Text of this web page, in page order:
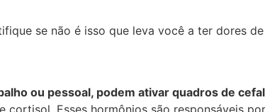
se não é isso que leva você a ter dores
ou pessoal, podem ativar quadros de